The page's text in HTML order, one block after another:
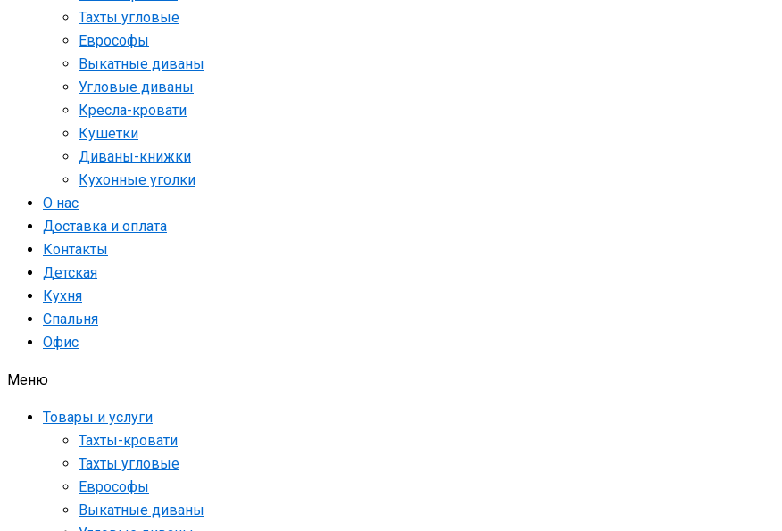
Тахты угловые
Еврософы
Выкатные диваны
Угловые диваны
Кресла-кровати
Кушетки
Диваны-книжки
Кухонные уголки
О нас
Доставка и оплата
Контакты
Детская
Кухня
Спальня
Офис
Меню
Товары и услуги
Тахты-кровати
Тахты угловые
Еврософы
Выкатные диваны